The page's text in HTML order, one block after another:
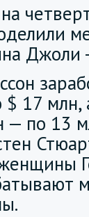
Джоли
$ 17
по 13